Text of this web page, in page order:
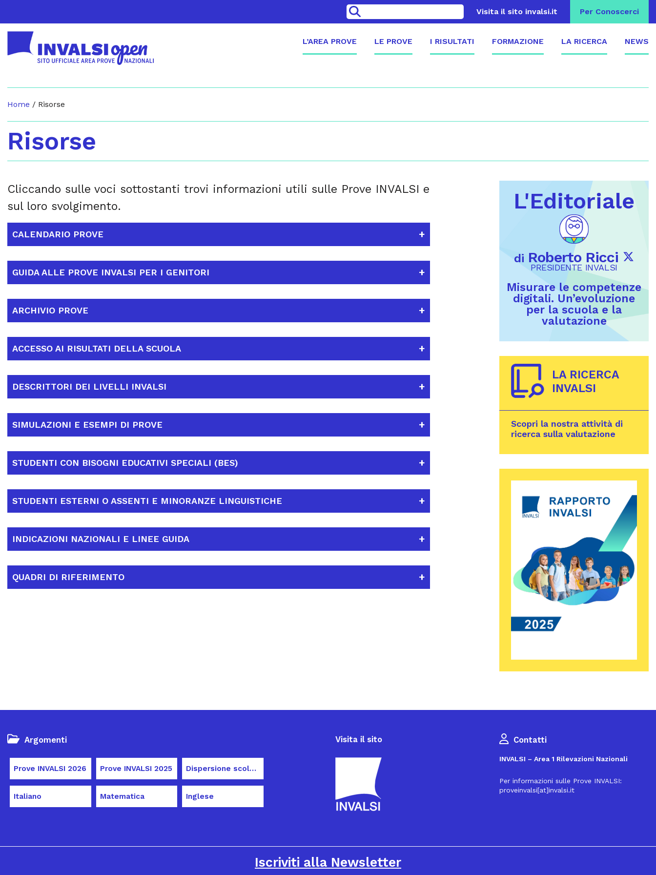
> Visita il sito invalsi.it Per Conoscerci
L’AREA PROVE LE PROVE I RISULTATI FORMAZIONE LA RICERCA NEWS
Home / Risorse
Risorse
Cliccando sulle voci sottostanti trovi informazioni utili sulle Prove INVALSI e
sul loro svolgimento.
CALENDARIO PROVE
GUIDA ALLE PROVE INVALSI PER I GENITORI
ARCHIVIO PROVE
ACCESSO AI RISULTATI DELLA SCUOLA
DESCRITTORI DEI LIVELLI INVALSI
SIMULAZIONI E ESEMPI DI PROVE
STUDENTI CON BISOGNI EDUCATIVI SPECIALI (BES)
STUDENTI ESTERNI O ASSENTI E MINORANZE LINGUISTICHE
INDICAZIONI NAZIONALI E LINEE GUIDA
QUADRI DI RIFERIMENTO
L'Editoriale
di Roberto Ricci
PRESIDENTE INVALSI
Misurare le competenze
digitali. Un’evoluzione
per la scuola e la
valutazione
LA RICERCA
INVALSI
Scopri la nostra attività di
ricerca sulla valutazione
Argomenti
Prove INVALSI 2026 Prove INVALSI 2025 Dispersione scolastica
Italiano Matematica Inglese
Visita il sito Contatti
INVALSI – Area 1 Rilevazioni Nazionali
Per informazioni sulle Prove INVALSI:
proveinvalsi[at]invalsi.it
Iscriviti alla Newsletter